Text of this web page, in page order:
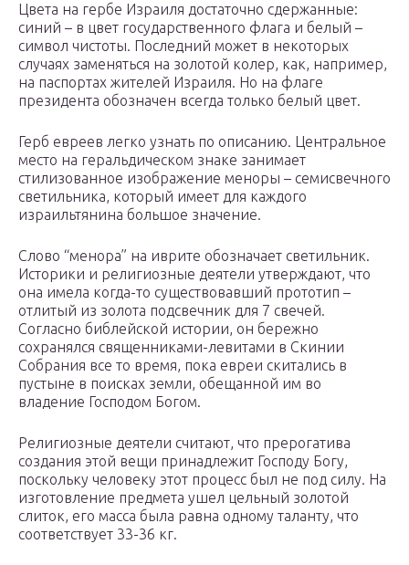
Цвета на гербе Израиля достаточно сдержанные:
синий – в цвет государственного флага и белый –
символ чистоты. Последний может в некоторых
случаях заменяться на золотой колер, как, например,
на паспортах жителей Израиля. Но на флаге
президента обозначен всегда только белый цвет.
Герб евреев легко узнать по описанию. Центральное
место на геральдическом знаке занимает
стилизованное изображение меноры – семисвечного
светильника, который имеет для каждого
израильтянина большое значение.
Слово “менора” на иврите обозначает светильник.
Историки и религиозные деятели утверждают, что
она имела когда-то существовавший прототип –
отлитый из золота подсвечник для 7 свечей.
Согласно библейской истории, он бережно
сохранялся священниками-левитами в Скинии
Собрания все то время, пока евреи скитались в
пустыне в поисках земли, обещанной им во
владение Господом Богом.
Религиозные деятели считают, что прерогатива
создания этой вещи принадлежит Господу Богу,
поскольку человеку этот процесс был не под силу. На
изготовление предмета ушел цельный золотой
слиток, его масса была равна одному таланту, что
соответствует 33-36 кг.